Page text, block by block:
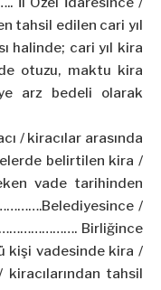
tahsil edilen cari yıl
halinde; cari yıl kira
otuzu, maktu kira
arz bedeli olarak
/ kiracılar arasında
belirtilen kira /
vade tarihinden
/
Birliğince
kişi vadesinde kira /
tahsil